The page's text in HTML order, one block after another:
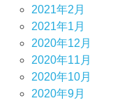
2021年2月
2021年1月
2020年12月
2020年11月
2020年10月
2020年9月